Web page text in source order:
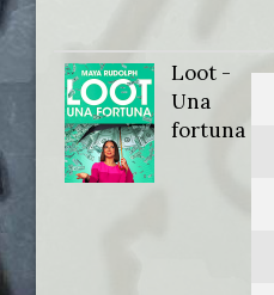
Loot -
Una
fortuna